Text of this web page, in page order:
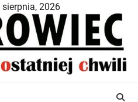
sierpnia, 2026